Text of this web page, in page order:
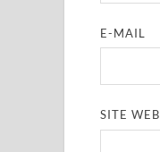
E-MAIL
SITE WEB